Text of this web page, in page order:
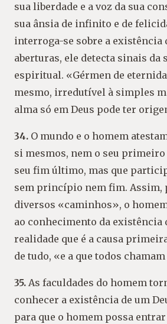
sua liberdade e a voz da sua
sua ânsia de infinito e de
interroga-se sobre a existência
aberturas, ele detecta sinais da
espiritual. «Gérmen de
mesmo, irredutível à simples
alma só em Deus pode ter
34. O mundo e o homem
si mesmos, nem o seu
seu fim último, mas que
sem princípio nem fim. Assim,
diversos «caminhos», o
ao conhecimento da existência
realidade que é a causa
de tudo, «e a que todos chamam
35. As faculdades do homem
conhecer a existência de um
para que o homem possa